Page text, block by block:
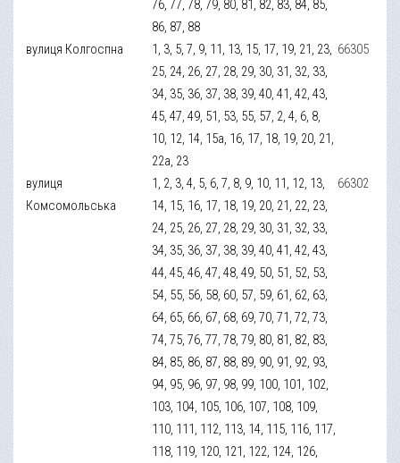
76, 77, 78, 79, 80, 81, 82, 83, 84, 85,
86, 87, 88
вулиця Колгоспна
1, 3, 5, 7, 9, 11, 13, 15, 17, 19, 21, 23,
25, 24, 26, 27, 28, 29, 30, 31, 32, 33,
34, 35, 36, 37, 38, 39, 40, 41, 42, 43,
45, 47, 49, 51, 53, 55, 57, 2, 4, 6, 8,
10, 12, 14, 15а, 16, 17, 18, 19, 20, 21,
22а, 23
66305
вулиця
Комсомольська
1, 2, 3, 4, 5, 6, 7, 8, 9, 10, 11, 12, 13,
14, 15, 16, 17, 18, 19, 20, 21, 22, 23,
24, 25, 26, 27, 28, 29, 30, 31, 32, 33,
34, 35, 36, 37, 38, 39, 40, 41, 42, 43,
44, 45, 46, 47, 48, 49, 50, 51, 52, 53,
54, 55, 56, 58, 60, 57, 59, 61, 62, 63,
64, 65, 66, 67, 68, 69, 70, 71, 72, 73,
74, 75, 76, 77, 78, 79, 80, 81, 82, 83,
84, 85, 86, 87, 88, 89, 90, 91, 92, 93,
94, 95, 96, 97, 98, 99, 100, 101, 102,
103, 104, 105, 106, 107, 108, 109,
110, 111, 112, 113, 14, 115, 116, 117,
118, 119, 120, 121, 122, 124, 126,
66302